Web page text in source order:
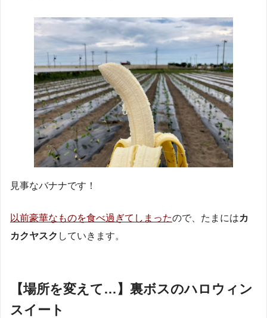
見事なバナナです！
以前豪華なものを食べ過ぎてしまったので、たまにはカ
カクヤスク していきます。
【場所を変えて…】裏ボスのハロウィン
スイート